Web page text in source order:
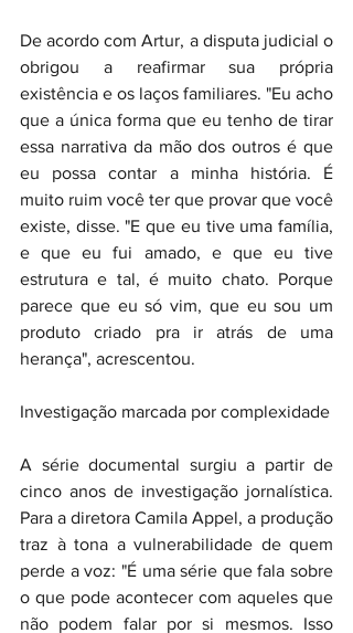
De acordo com Artur, a disputa judicial o
obrigou a reafirmar sua própria
existência e os laços familiares. "Eu acho
que a única forma que eu tenho de tirar
essa narrativa da mão dos outros é que
eu possa contar a minha história. É
muito ruim você ter que provar que você
existe, disse. "E que eu tive uma família,
e que eu fui amado, e que eu tive
estrutura e tal, é muito chato. Porque
parece que eu só vim, que eu sou um
produto criado pra ir atrás de uma
herança", acrescentou.
Investigação marcada por complexidade
A série documental surgiu a partir de
cinco anos de investigação jornalística.
Para a diretora Camila Appel, a produção
traz à tona a vulnerabilidade de quem
perde a voz: "É uma série que fala sobre
o que pode acontecer com aqueles que
não podem falar por si mesmos. Isso